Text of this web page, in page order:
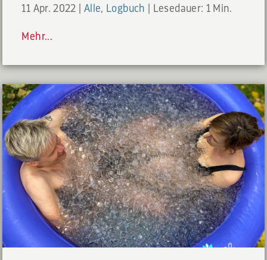
11 Apr. 2022 Alle, Logbuch Lesedauer: 1 Min.
Mehr...